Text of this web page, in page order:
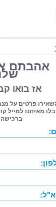
המזמין
בהזמנה את
רופסור אדיר
באוניברסיטת
סדרת פינגווין
3. מדבקות רב פעמיות
4. בובה
שאלות ועונה
איכותית ביותר
מסע